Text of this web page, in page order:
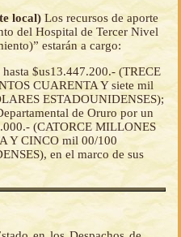
local) Los recursos de aporte
del Hospital de Tercer Nivel
estarán a cargo:
$us13.447.200.- (TRECE
CUARENTA Y siete mil
ESTADOUNIDENSES);
de Oruro por un
(CATORCE MILLONES
Y CINCO mil 00/100
en el marco de sus